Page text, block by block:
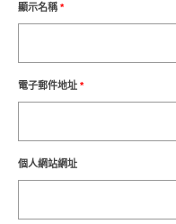
顯示名稱 *
電子郵件地址 *
個人網站網址